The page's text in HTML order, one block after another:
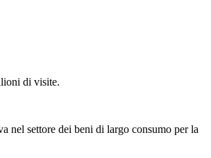
di visite.
nel settore dei beni di largo consumo per la